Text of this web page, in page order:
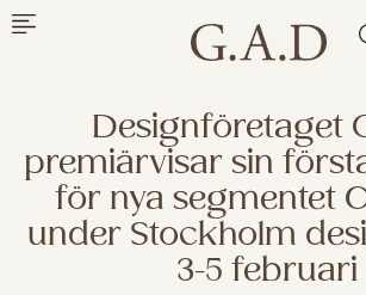
Designföretaget
premiärvisar sin
för nya segmentet
under Stockholm
3-5 februari